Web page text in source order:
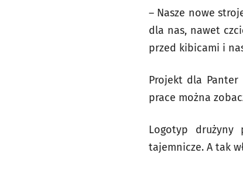
– Nasze nowe
dla nas, nawet
przed kibicami i
Projekt dla Panter
prace można
Logotyp drużyny
tajemnicze. A tak